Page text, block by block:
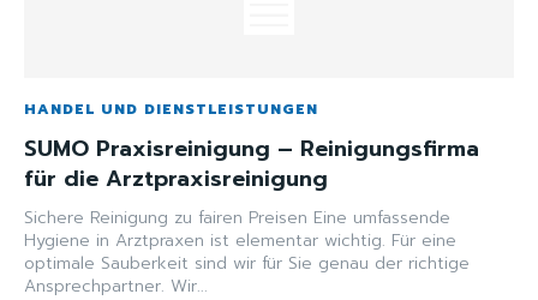
HANDEL UND DIENSTLEISTUNGEN
SUMO Praxisreinigung – Reinigungsfirma
für die Arztpraxisreinigung
Sichere Reinigung zu fairen Preisen Eine umfassende
Hygiene in Arztpraxen ist elementar wichtig. Für eine
optimale Sauberkeit sind wir für Sie genau der richtige
Ansprechpartner. Wir...